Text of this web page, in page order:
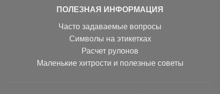
ПОЛЕЗНАЯ ИНФОРМАЦИЯ
Часто задаваемые вопросы
Символы на этикетках
Расчет рулонов
Маленькие хитрости и полезные советы